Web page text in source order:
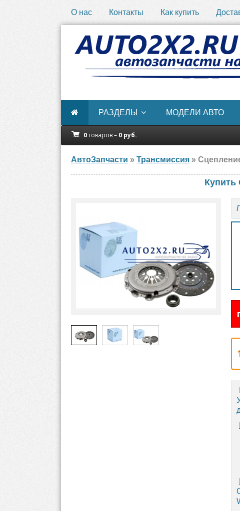
О нас Контакты Как купить
РАЗДЕЛЫ МОДЕЛИ АВТО
0товаров – 0 руб.
АвтоЗапчасти » Трансмиссия »
Купить